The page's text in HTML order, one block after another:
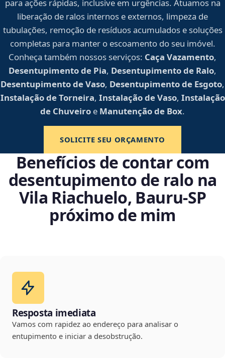
para ações rápidas, inclusive em urgências. Atuamos na
liberação de ralos internos e externos, limpeza de
tubulações, remoção de resíduos acumulados e soluções
completas para manter o escoamento do seu imóvel.
Conheça também nossos serviços: Caça Vazamento,
Desentupimento de Pia, Desentupimento de Ralo,
Desentupimento de Vaso, Desentupimento de Esgoto,
Instalação de Torneira, Instalação de Vaso, Instalação
de Chuveiro e Manutenção de Box.
SOLICITE SEU ORÇAMENTO
Benefícios de contar com
desentupimento de ralo na
Vila Riachuelo, Bauru‑SP
próximo de mim
Resposta imediata
Vamos com rapidez ao endereço para analisar o
entupimento e iniciar a desobstrução.